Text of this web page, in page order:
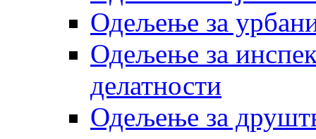
Одељење за
Одељење за
делатности
Одељење за